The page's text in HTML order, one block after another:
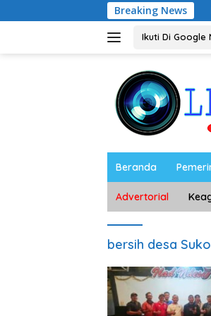
ke
Breaking News
Dukung
Ikuti Di Google
Beranda
Advertorial
bersih desa